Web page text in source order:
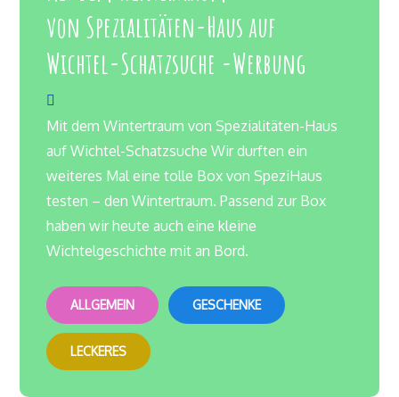
von Spezialitäten-Haus auf
Wichtel-Schatzsuche -Werbung
Mit dem Wintertraum von Spezialitäten-Haus
auf Wichtel-Schatzsuche Wir durften ein
weiteres Mal eine tolle Box von SpeziHaus
testen – den Wintertraum. Passend zur Box
haben wir heute auch eine kleine
Wichtelgeschichte mit an Bord.
ALLGEMEIN GESCHENKE
LECKERES